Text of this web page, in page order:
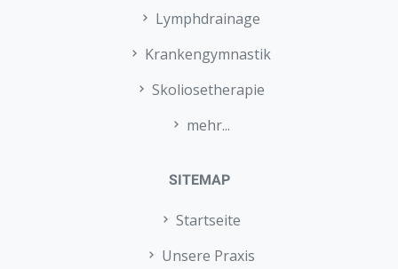
Lymphdrainage
Krankengymnastik
Skoliosetherapie
mehr...
SITEMAP
Startseite
Unsere Praxis